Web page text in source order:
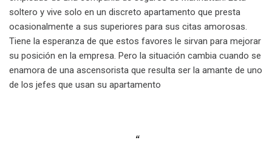
soltero y vive solo en un discreto apartamento que presta
ocasionalmente a sus superiores para sus citas amorosas.
Tiene la esperanza de que estos favores le sirvan para mejorar
su posición en la empresa. Pero la situación cambia cuando se
enamora de una ascensorista que resulta ser la amante de uno
de los jefes que usan su apartamento